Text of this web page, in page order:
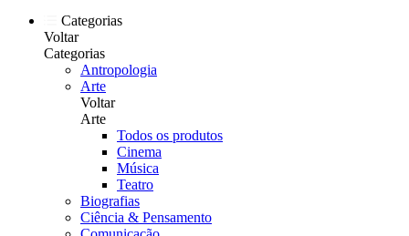
Categorias
Voltar
Categorias
Antropologia
Arte
Voltar
Arte
Todos os produtos
Cinema
Música
Teatro
Biografias
Ciência & Pensamento